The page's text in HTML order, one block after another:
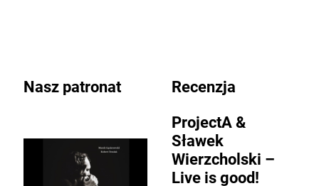
Nasz patronat Recenzja
ProjectA &
Sławek
Wierzcholski –
Live is good!